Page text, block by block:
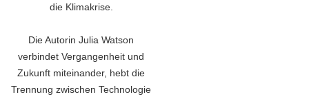
die Klimakrise.
Die Autorin Julia Watson
verbindet Vergangenheit und
Zukunft miteinander, hebt die
Trennung zwischen Technologie